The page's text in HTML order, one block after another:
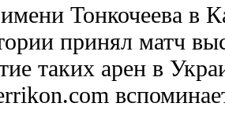
Тонкочеева в
принял матч
таких арен в